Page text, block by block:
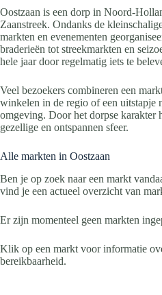
Oostzaan is een dorp in Noord-
Zaanstreek. Ondanks de
markten en evenementen
braderieën tot streekmarkten en
hele jaar door regelmatig iets te
Veel bezoekers combineren een
winkelen in de regio of een uitstapje
omgeving. Door het dorpse karakter
gezellige en ontspannen sfeer.
Alle markten in Oostzaan
Ben je op zoek naar een markt
vind je een actueel overzicht van
Er zijn momenteel geen markten
Klik op een markt voor informatie
bereikbaarheid.